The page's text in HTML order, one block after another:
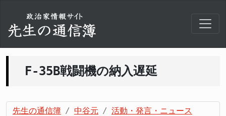
F-35B戦闘機の納入遅延
先生の通信簿 中谷元
活動・発言・ニュース